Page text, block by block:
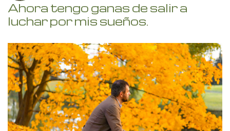
Ahora tengo ganas de salir a
luchar por mis sueños.